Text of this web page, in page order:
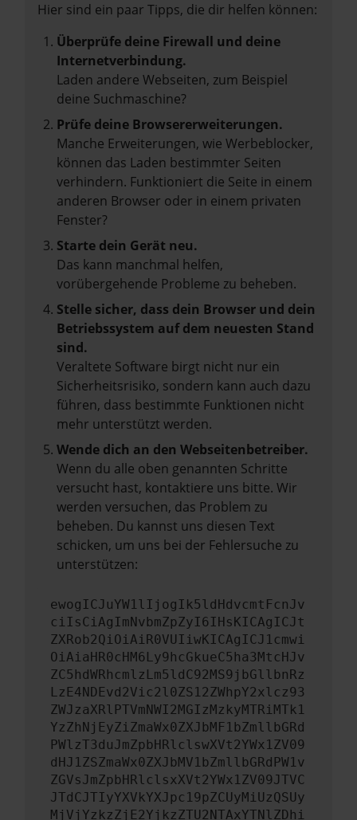
Hier sind ein paar Tipps, die dir helfen können:
Überprüfe deine Firewall und deine
Internetverbindung.
Laden andere Webseiten, zum Beispiel
deine Suchmaschine?
Prüfe deine Browsererweiterungen.
Manche Erweiterungen, wie Werbeblocker,
können das Laden bestimmter Seiten
verhindern. Funktioniert die Seite in einem
anderen Browser oder in einem privaten
Fenster?
Starte dein Gerät neu.
Das kann manchmal helfen,
vorübergehende Probleme zu beheben.
Stelle sicher, dass dein Browser und dein
Betriebssystem auf dem neuesten Stand
sind.
Veraltete Software birgt nicht nur ein
Sicherheitsrisiko, sondern kann auch dazu
führen, dass bestimmte Funktionen nicht
mehr unterstützt werden.
Wende dich an den Webseitenbetreiber.
Wenn du alle oben genannten Schritte
versucht hast, kontaktiere uns bitte. Wir
werden versuchen, das Problem zu
beheben. Du kannst uns diesen Text
schicken, um uns bei der Fehlersuche zu
unterstützen:
ewogICJuYW1lIjogIk5ldHdvcmtFcnJv
ciIsCiAgImNvbmZpZyI6IHsKICAgICJt
ZXRob2QiOiAiR0VUIiwKICAgICJ1cmwi
OiAiaHR0cHM6Ly9hcGkueC5ha3MtcHJv
ZC5hdWRhcmlzLm5ldC92MS9jbGllbnRz
LzE4NDEvd2Vic2l0ZS12ZWhpY2xlcz93
ZWJzaXRlPTVmNWI2MGIzMzkyMTRiMTk1
YzZhNjEyZiZmaWx0ZXJbMF1bZmllbGRd
PWlzT3duJmZpbHRlclswXVt2YWx1ZV09
dHJ1ZSZmaWx0ZXJbMV1bZmllbGRdPW1v
ZGVsJmZpbHRlclsxXVt2YWx1ZV09JTVC
JTdCJTIyYXVkYXJpc19pZCUyMiUzQSUy
MjVjYzkzZjE2YjkzZTU2NTAxYTNlZDhi